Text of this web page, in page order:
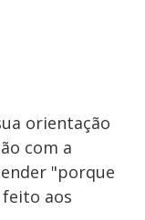
orientação
com a
"porque
aos